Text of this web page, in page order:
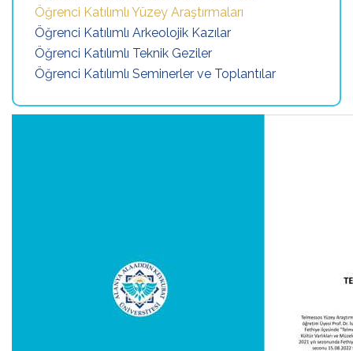
Öğrenci Katılımlı Yüzey Araştırmaları
Öğrenci Katılımlı Arkeolojik Kazılar
Öğrenci Katılımlı Teknik Geziler
Öğrenci Katılımlı Seminerler ve Toplantılar